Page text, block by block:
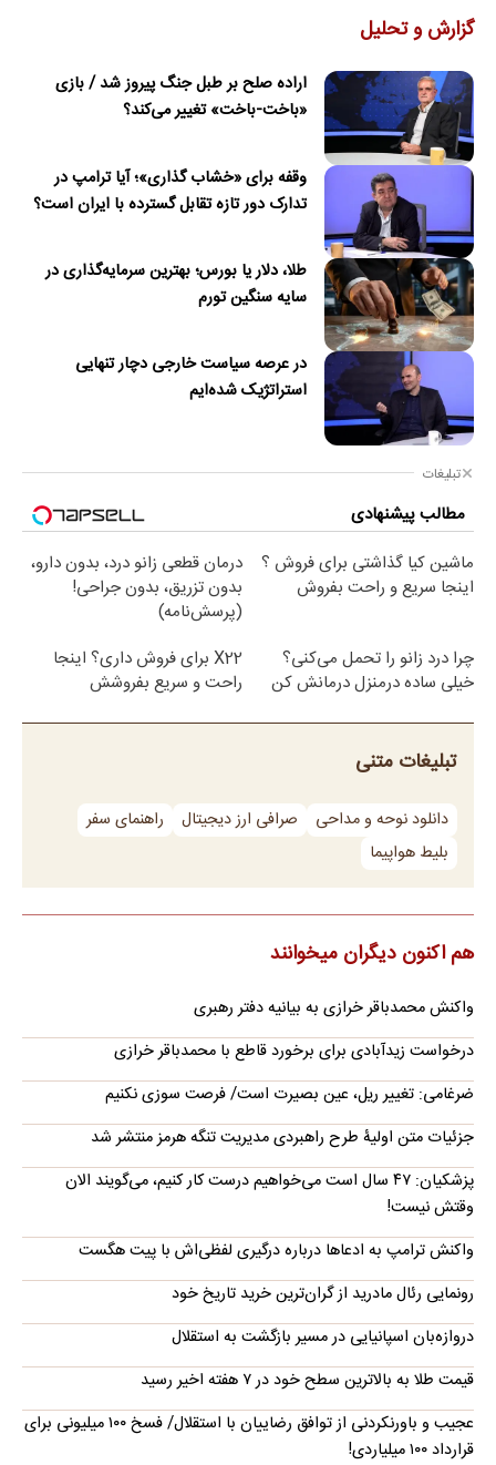
گزارش و تحلیل
اراده صلح بر طبل جنگ پیروز شد / بازی
«باخت-باخت» تغییر می‌کند؟
وقفه برای «خشاب گذاری»؛ آیا ترامپ در
تدارک دور تازه تقابل گسترده با ایران است؟
طلا، دلار یا بورس؛ بهترین سرمایه‌گذاری در
سایه سنگین تورم
در عرصه سیاست خارجی دچار تنهایی
استراتژیک شده‌ایم
تبلیغات
مطالب پیشنهادی
ماشین کیا گذاشتی برای فروش ؟
اینجا سریع و راحت بفروش
درمان قطعی زانو درد، بدون دارو،
بدون تزریق، بدون جراحی!
(پرسش‌نامه)
چرا درد زانو را تحمل می‌کنی؟
خیلی ساده درمنزل درمانش کن
X22 برای فروش داری؟ اینجا
راحت و سریع بفروشش
تبلیغات متنی
دانلود نوحه و مداحی صرافی ارز دیجیتال
راهنمای سفر
بلیط هواپیما
هم اکنون دیگران میخوانند
واکنش محمدباقر خرازی به بیانیه دفتر رهبری
درخواست زیدآبادی برای برخورد قاطع با محمدباقر خرازی
ضرغامی: تغییر ریل، عین بصیرت است/ فرصت سوزی نکنیم
جزئیات متن اولیۀ طرح راهبردی مدیریت تنگه هرمز منتشر شد
پزشکیان: ۴۷ سال است می‌خواهیم درست کار کنیم، می‌گویند الان
وقتش نیست!
واکنش ترامپ به ادعاها درباره درگیری لفظی‌اش با پیت هگست
رونمایی رئال مادرید از گران‌ترین خرید تاریخ خود
دروازه‌بان اسپانیایی در مسیر بازگشت به استقلال
قیمت طلا به بالاترین سطح خود در ۷ هفته اخیر رسید
عجیب و باورنکردنی از توافق رضاییان با استقلال/ فسخ ۱۰۰ میلیونی برای
قرارداد ۱۰۰ میلیاردی!